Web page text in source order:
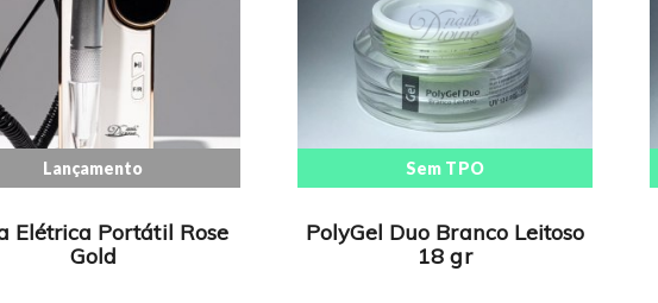
Lançamento
Elétrica Portátil Rose
Gold
Sem TPO
PolyGel Duo Branco Leitoso
18 gr